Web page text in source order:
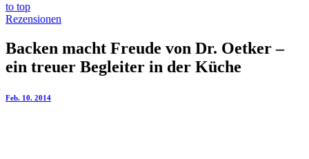
to top
Rezensionen
Backen macht Freude von Dr. Oetker –
ein treuer Begleiter in der Küche
Feb. 10. 2014